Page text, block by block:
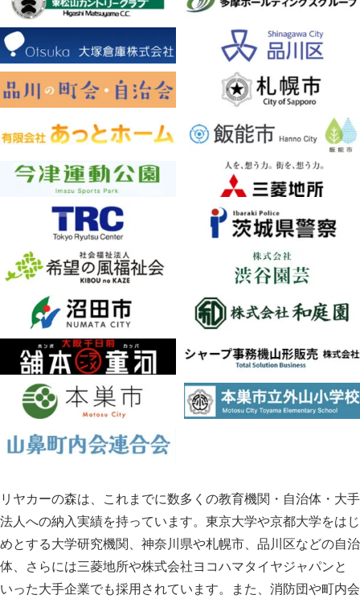
リヤカーの森は、これまでに数多くの教育機関・自治体・大手
法人への納入実績を持っています。東京大学や京都大学をはじ
めとする大学研究機関、神奈川県や札幌市、品川区などの自治
体、さらには三菱地所や株式会社ヨコハマタイヤジャパンと
いった大手企業でも採用されています。また、消防団や町内会